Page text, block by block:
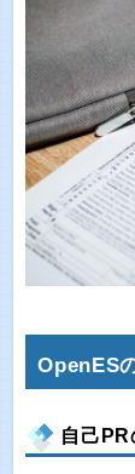
OpenES
自己PR